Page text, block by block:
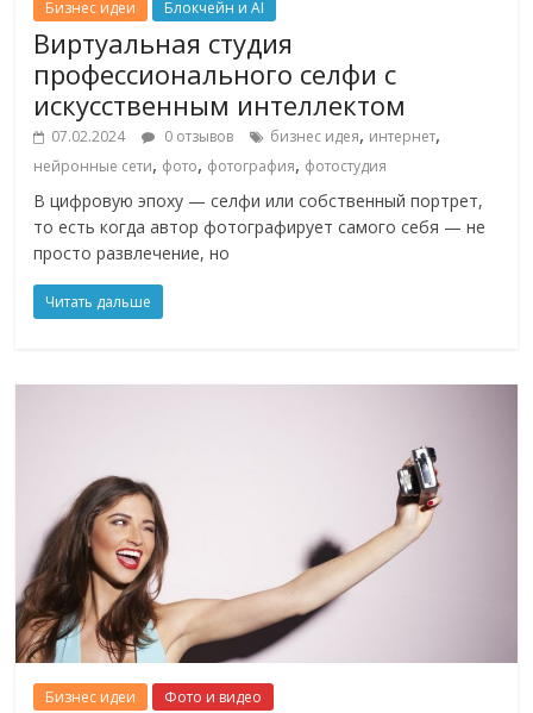
Бизнес идеи Блокчейн и AI
Виртуальная студия
профессионального селфи с
искусственным интеллектом
07.02.2024 0 отзывов бизнес идея, интернет,
нейронные сети, фото, фотография, фотостудия
В цифровую эпоху — селфи или собственный портрет,
то есть когда автор фотографирует самого себя — не
просто развлечение, но
Читать дальше
Бизнес идеи Фото и видео